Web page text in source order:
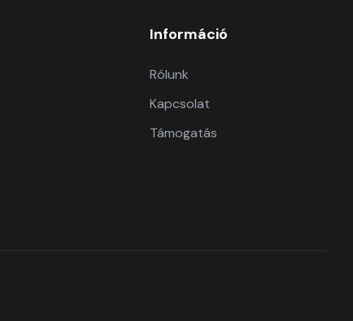
Információ
Rólunk
Kapcsolat
Támogatás